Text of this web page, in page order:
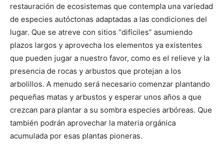
restauración de ecosistemas que contempla una variedad
de especies autóctonas adaptadas a las condiciones del
lugar. Que se atreve con sitios “difíciles” asumiendo
plazos largos y aprovecha los elementos ya existentes
que pueden jugar a nuestro favor, como es el relieve y la
presencia de rocas y arbustos que protejan a los
arbolillos. A menudo será necesario comenzar plantando
pequeñas matas y arbustos y esperar unos años a que
crezcan para plantar a su sombra especies arbóreas. Que
también podrán aprovechar la materia orgánica
acumulada por esas plantas pioneras.